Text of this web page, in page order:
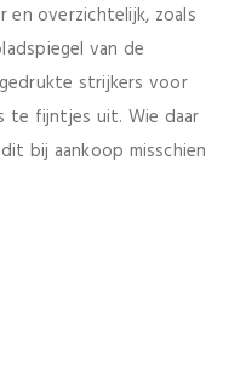
en overzichtelijk, zoals
van de
strijkers voor
te fijntjes uit. Wie daar
bij aankoop misschien